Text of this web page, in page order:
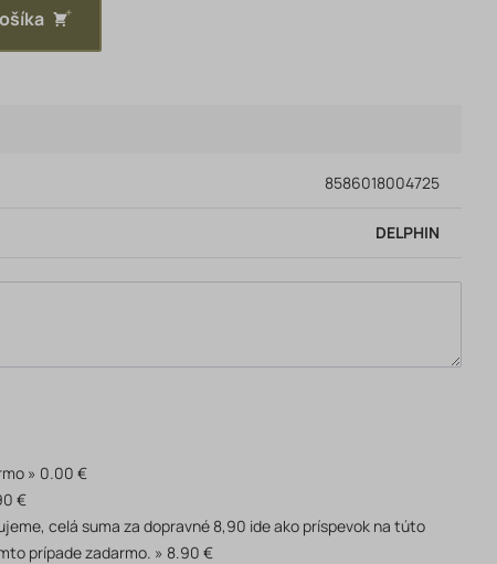
8586018004725
DELPHIN
0.00 €
€
celá suma za dopravné 8,90 ide ako príspevok na túto
prípade zadarmo.
8.90 €